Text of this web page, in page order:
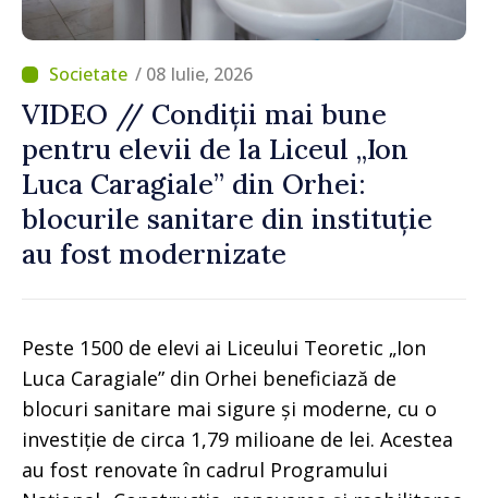
/ 08 Iulie, 2026
VIDEO // Condiții mai bune
pentru elevii de la Liceul „Ion
Luca Caragiale” din Orhei:
blocurile sanitare din instituție
au fost modernizate
Peste 1500 de elevi ai Liceului Teoretic „Ion
Luca Caragiale” din Orhei beneficiază de
blocuri sanitare mai sigure și moderne, cu o
investiție de circa 1,79 milioane de lei. Acestea
au fost renovate în cadrul Programului